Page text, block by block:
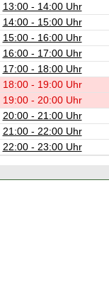
13:00 - 14:00 Uhr
14:00 - 15:00 Uhr
15:00 - 16:00 Uhr
16:00 - 17:00 Uhr
17:00 - 18:00 Uhr
18:00 - 19:00 Uhr
19:00 - 20:00 Uhr
20:00 - 21:00 Uhr
21:00 - 22:00 Uhr
22:00 - 23:00 Uhr